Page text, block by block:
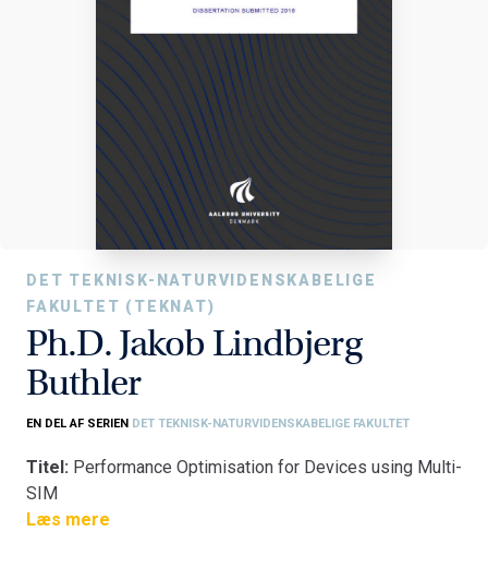
DET TEKNISK-NATURVIDENSKABELIGE
FAKULTET (TEKNAT)
Ph.D. Jakob Lindbjerg
Buthler
EN DEL AF SERIEN DET TEKNISK-NATURVIDENSKABELIGE FAKULTET
Titel: Performance Optimisation for Devices using Multi-
SIM
Fakultet:Det Teknisk-Naturvidenskabelige Fakultet
Læs mere